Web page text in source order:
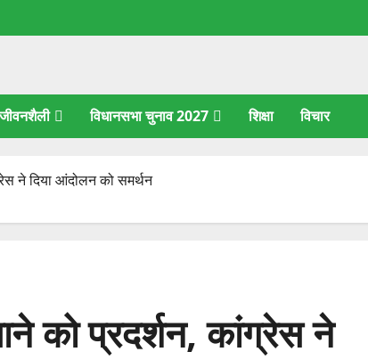
विधानसभा चुनाव 2027 शिक्षा विचार
ने दिया आंदोलन को समर्थन
को प्रदर्शन, कांग्रेस ने